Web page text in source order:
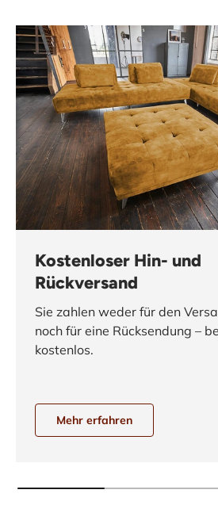
Kostenloser Hin- und
Rückversand
Sie zahlen weder für den
noch für eine Rücksendung –
kostenlos.
Mehr erfahren